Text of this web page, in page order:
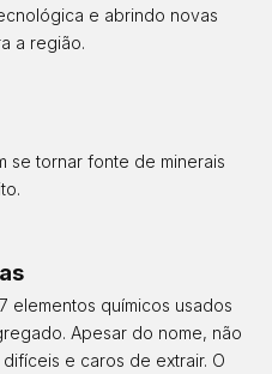
e abrindo novas
a região.
se tornar fonte de minerais
elementos químicos usados
Apesar do nome, não
e caros de extrair. O